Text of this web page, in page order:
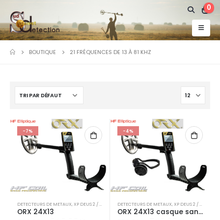
0
BOUTIQUE 21 FRÉQUENCES DE 13 À 81 KHZ
-7%
DETECTEURS DE METAUX,XP DEUS 2 / ICON / ICON X /ORX
ORX 24X13
-4%
DETECTEURS DE METAUX,XP DEUS 2 / ICON / ICON X /ORX
ORX 24X13 casque sans fil